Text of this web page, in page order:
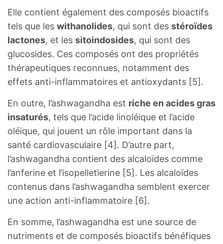
Elle contient également des composés bioactifs
tels que les withanolides, qui sont des stéroïdes
lactones, et les sitoindosides, qui sont des
glucosides. Ces composés ont des propriétés
thérapeutiques reconnues, notamment des
effets anti-inflammatoires et antioxydants [5].
En outre, l’ashwagandha est riche en acides gras
insaturés, tels que l’acide linoléique et l’acide
oléique, qui jouent un rôle important dans la
santé cardiovasculaire [4]. D’autre part,
l’ashwagandha contient des alcaloïdes comme
l’anferine et l’isopelletierine [5]. Les alcaloïdes
contenus dans l’ashwagandha semblent exercer
une action anti-inflammatoire [6].
En somme, l’ashwagandha est une source de
nutriments et de composés bioactifs bénéfiques